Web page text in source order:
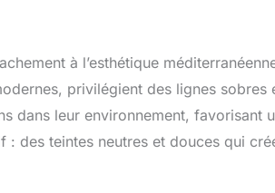
à l’esthétique
privilégient des lignes sobres
dans leur environnement, favorisant
des teintes neutres et douces qui